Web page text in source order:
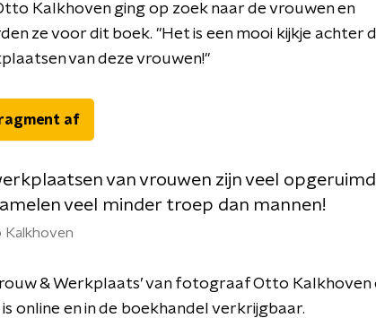
Kalkhoven ging op zoek naar de vrouwen en
ze voor dit boek. "Het is een mooi kijkje achter
van deze vrouwen!"
af
van vrouwen zijn veel
veel minder troep dan mannen!
& Werkplaats’ van fotograaf Otto Kalkhoven
online en in de boekhandel verkrijgbaar.